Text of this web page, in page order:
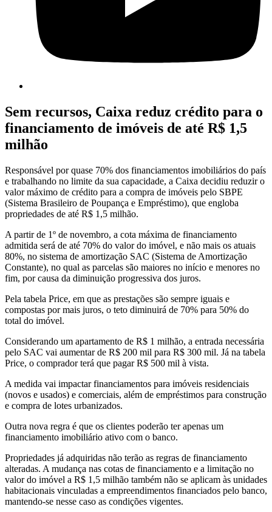
Sem recursos, Caixa reduz crédito para o
financiamento de imóveis de até R$ 1,5
milhão
Responsável por quase 70% dos financiamentos imobiliários do país
e trabalhando no limite da sua capacidade, a Caixa decidiu reduzir o
valor máximo de crédito para a compra de imóveis pelo SBPE
(Sistema Brasileiro de Poupança e Empréstimo), que engloba
propriedades de até R$ 1,5 milhão.
A partir de 1º de novembro, a cota máxima de financiamento
admitida será de até 70% do valor do imóvel, e não mais os atuais
80%, no sistema de amortização SAC (Sistema de Amortização
Constante), no qual as parcelas são maiores no início e menores no
fim, por causa da diminuição progressiva dos juros.
Pela tabela Price, em que as prestações são sempre iguais e
compostas por mais juros, o teto diminuirá de 70% para 50% do
total do imóvel.
Considerando um apartamento de R$ 1 milhão, a entrada necessária
pelo SAC vai aumentar de R$ 200 mil para R$ 300 mil. Já na tabela
Price, o comprador terá que pagar R$ 500 mil à vista.
A medida vai impactar financiamentos para imóveis residenciais
(novos e usados) e comerciais, além de empréstimos para construção
e compra de lotes urbanizados.
Outra nova regra é que os clientes poderão ter apenas um
financiamento imobiliário ativo com o banco.
Propriedades já adquiridas não terão as regras de financiamento
alteradas. A mudança nas cotas de financiamento e a limitação no
valor do imóvel a R$ 1,5 milhão também não se aplicam às unidades
habitacionais vinculadas a empreendimentos financiados pelo banco,
mantendo-se nesse caso as condições vigentes.